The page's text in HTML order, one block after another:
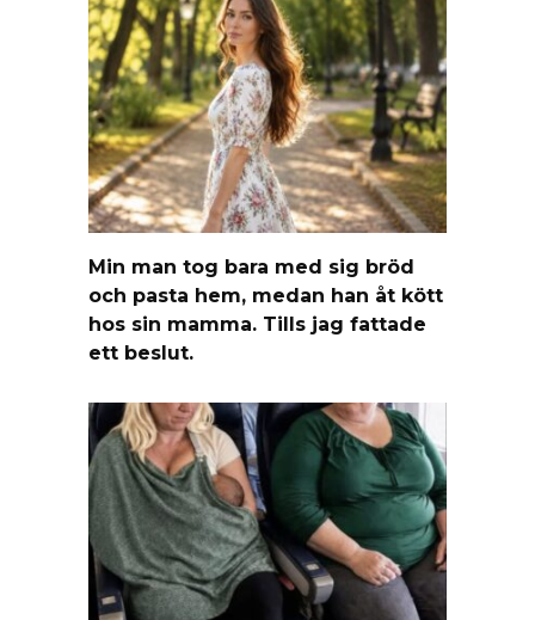
Min man tog bara med sig bröd
och pasta hem, medan han åt kött
hos sin mamma. Tills jag fattade
ett beslut.